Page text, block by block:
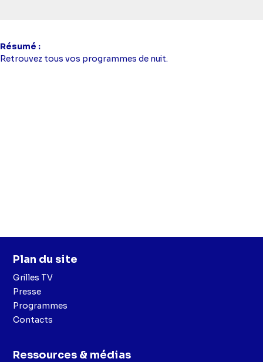
Résumé
Retrouvez tous vos programmes de nuit.
Plan du site
Grilles TV
Presse
Programmes
Contacts
Ressources & médias